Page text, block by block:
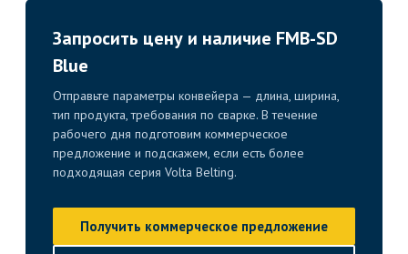
Запросить цену и наличие FMB-SD
Blue
Отправьте параметры конвейера — длина, ширина,
тип продукта, требования по сварке. В течение
рабочего дня подготовим коммерческое
предложение и подскажем, если есть более
подходящая серия Volta Belting.
Получить коммерческое предложение